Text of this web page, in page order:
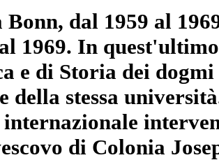
Bonn, dal 1959 al
1969. In
e di Storia dei
della stessa
di Colonia